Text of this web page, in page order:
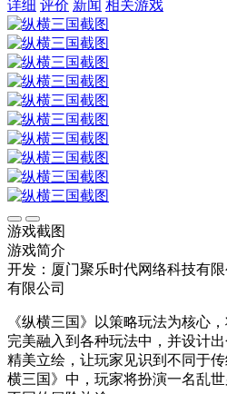
详细 评价 新闻 相关游戏
游戏截图
游戏简介
开发：厦门聚乐时代网络科技有限
有限公司
《纵横三国》以策略玩法为核心
完美融入到各种玩法中，并设计
精美立绘，让玩家见识到不同于
横三国》中，玩家将扮演一名乱